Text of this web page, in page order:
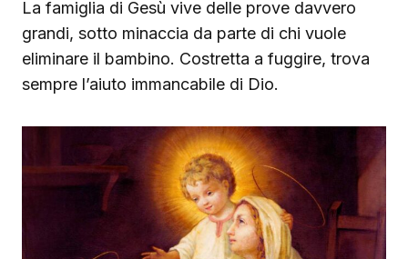
La famiglia di Gesù vive delle prove davvero
grandi, sotto minaccia da parte di chi vuole
eliminare il bambino. Costretta a fuggire, trova
sempre l’aiuto immancabile di Dio.